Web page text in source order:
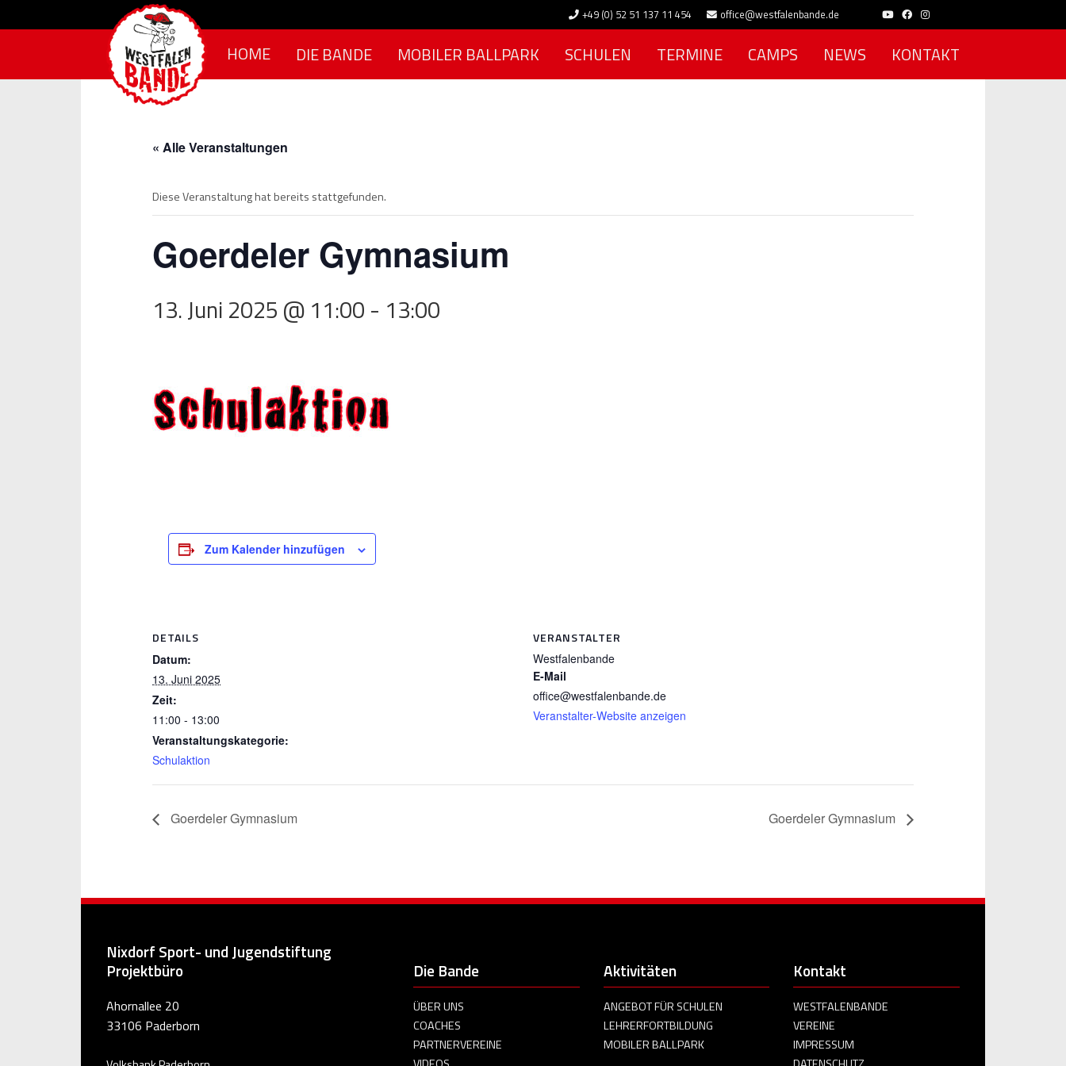
+49 (0) 52 51 137 11 454 office@westfalenbande.de
HOME DIE BANDE MOBILER BALLPARK SCHULEN TERMINE CAMPS NEWS KONTAKT
« Alle Veranstaltungen
Diese Veranstaltung hat bereits stattgefunden.
Goerdeler Gymnasium
13. Juni 2025 @ 11:00 - 13:00
Zum Kalender hinzufügen
DETAILS
Datum:
13. Juni 2025
Zeit:
11:00 - 13:00
Veranstaltungskategorie:
Schulaktion
VERANSTALTER
Westfalenbande
E-Mail
office@westfalenbande.de
Veranstalter-Website anzeigen
Goerdeler Gymnasium Goerdeler Gymnasium
Nixdorf Sport- und Jugendstiftung
Projektbüro
Ahornallee 20
33106 Paderborn
Die Bande
ÜBER UNS
COACHES
PARTNERVEREINE
Aktivitäten
ANGEBOT FÜR SCHULEN
LEHRERFORTBILDUNG
MOBILER BALLPARK
Kontakt
WESTFALENBANDE
VEREINE
IMPRESSUM